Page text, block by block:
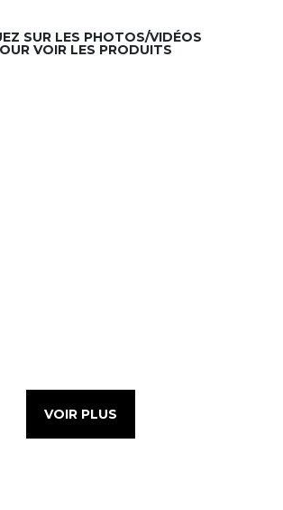
SUR LES PHOTOS/VIDÉOS
VOIR LES PRODUITS
VOIR PLUS